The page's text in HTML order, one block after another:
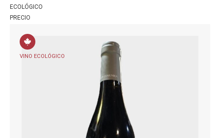
ECOLÓGICO
PRECIO
VINO ECOLÓGICO